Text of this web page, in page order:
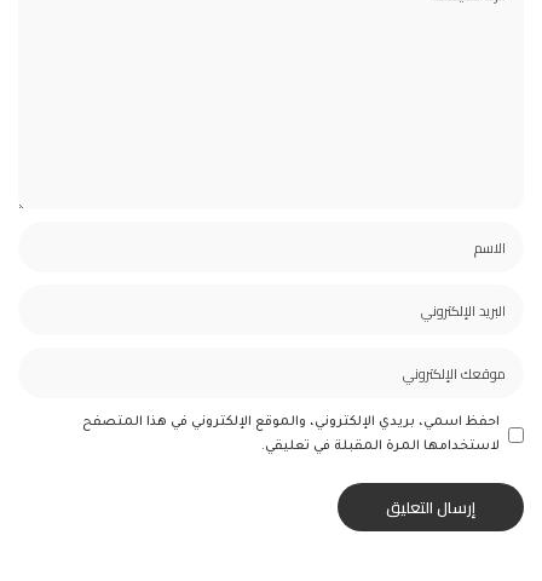
احفظ اسمي، بريدي الإلكتروني، والموقع الإلكتروني في هذا المتصفح
لاستخدامها المرة المقبلة في تعليقي.